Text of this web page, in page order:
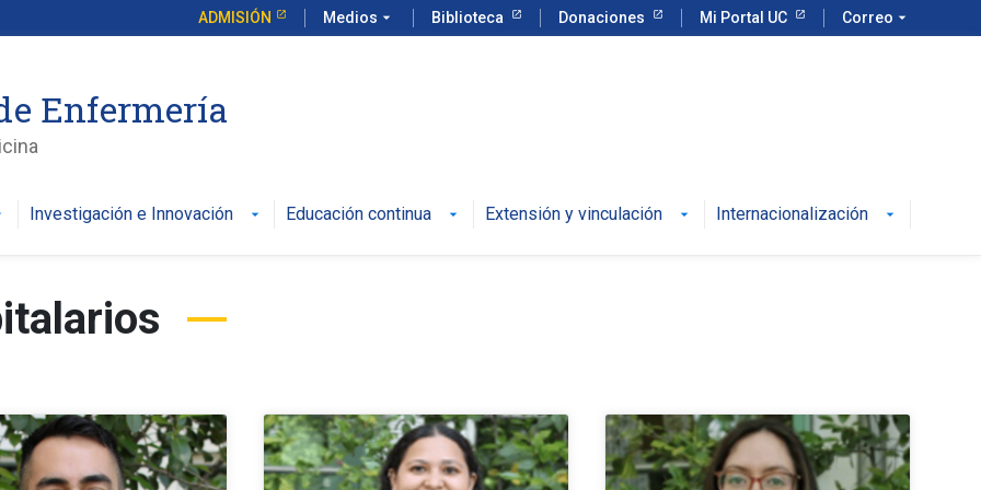
ADMISIÓN Medios arrow_drop_down Biblioteca Donaciones Mi Portal UC Correo arrow_drop_down
Enfermería
Investigación e Innovación Educación continua Extensión y vinculación Internacionalización